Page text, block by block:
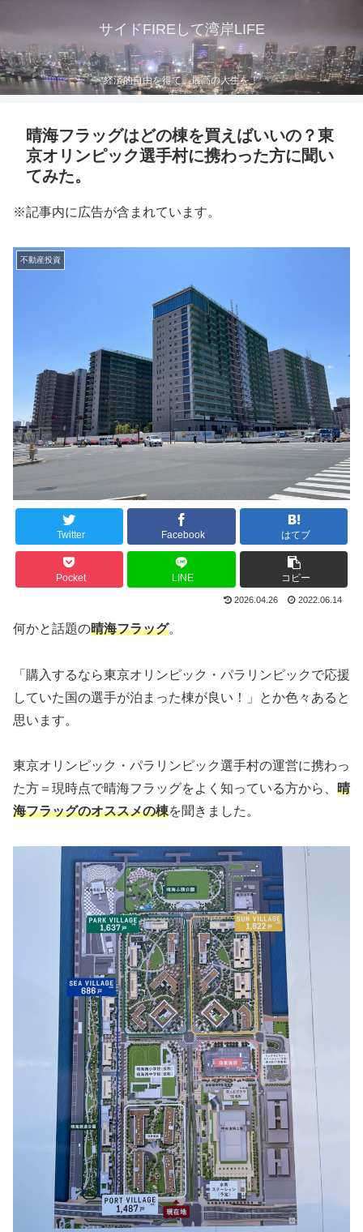
サイドFIREして湾岸LIFE
経済的自由を得て、最高の人生を！
晴海フラッグはどの棟を買えばいいの？東
京オリンピック選手村に携わった方に聞い
てみた。
※記事内に広告が含まれています。
不動産投資
Twitter Facebook はてブ
Pocket LINE コピー
2026.04.26 2022.06.14
何かと話題の晴海フラッグ。
「購入するなら東京オリンピック・パラリンピックで応援
していた国の選手が泊まった棟が良い！」とか色々あると
思います。
東京オリンピック・パラリンピック選手村の運営に携わっ
た方＝現時点で晴海フラッグをよく知っている方から、 晴
海フラッグのオススメの棟を聞きました。